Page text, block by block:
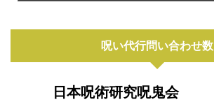
呪い代行問い合わせ数
日本呪術研究呪鬼会